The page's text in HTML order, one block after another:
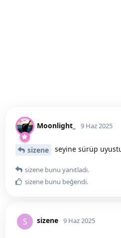
Moonlight_ 9 Haz 2025
sizene seyine sürüp
sizene bunu yanıtladı.
sizene bunu beğendi.
S sizene 9 Haz 2025